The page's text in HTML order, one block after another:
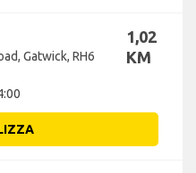
Gatwick, RH6
1,02
KM